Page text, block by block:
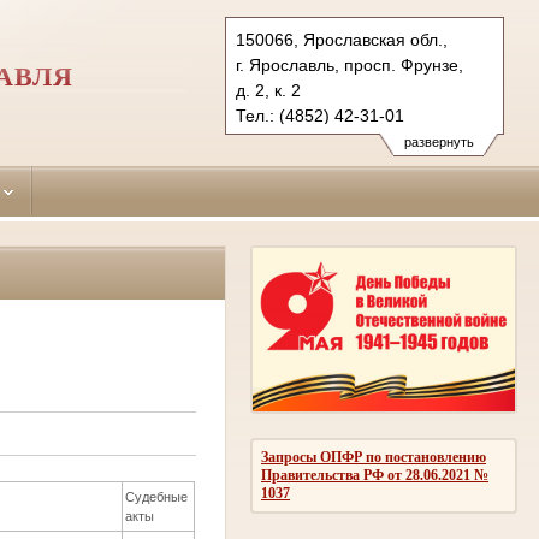
развернуть
150066, Ярославская обл.,
г. Ярославль, просп. Фрунзе,
д. 2, к. 2
Тел.: (4852) 42-31-01
frunzensky.jrs@sudrf.ru
Запросы ОПФР по постановлению
Правительства РФ от 28.06.2021 №
1037
Судебные
акты